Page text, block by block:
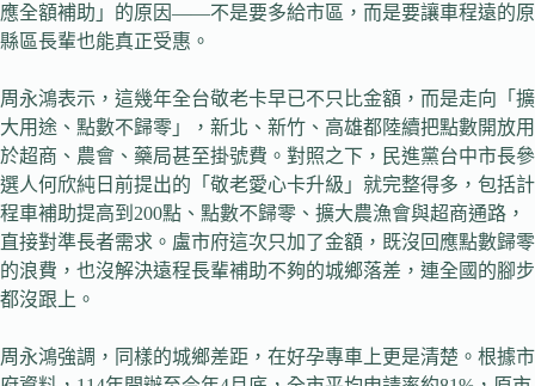
應全額補助」的原因——不是要多給市區，而是要讓車程遠的原
縣區長輩也能真正受惠。
周永鴻表示，這幾年全台敬老卡早已不只比金額，而是走向「擴
大用途、點數不歸零」，新北、新竹、高雄都陸續把點數開放用
於超商、農會、藥局甚至掛號費。對照之下，民進黨台中市長參
選人何欣純日前提出的「敬老愛心卡升級」就完整得多，包括計
程車補助提高到200點、點數不歸零、擴大農漁會與超商通路，
直接對準長者需求。盧市府這次只加了金額，既沒回應點數歸零
的浪費，也沒解決遠程長輩補助不夠的城鄉落差，連全國的腳步
都沒跟上。
周永鴻強調，同樣的城鄉差距，在好孕專車上更是清楚。根據市